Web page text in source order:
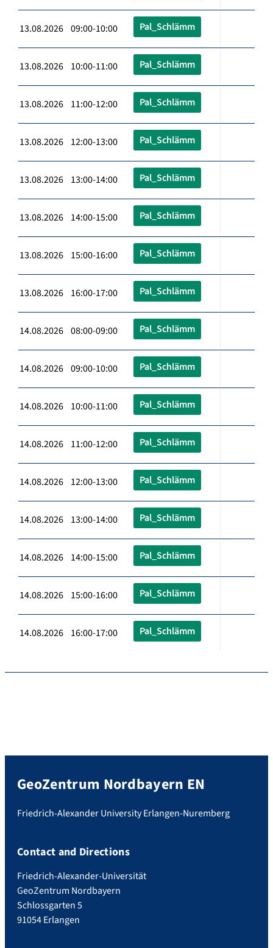
13.08.2026 09:00-10:00 Pal_Schlämm
13.08.2026 10:00-11:00 Pal_Schlämm
13.08.2026 11:00-12:00 Pal_Schlämm
13.08.2026 12:00-13:00 Pal_Schlämm
13.08.2026 13:00-14:00 Pal_Schlämm
13.08.2026 14:00-15:00 Pal_Schlämm
13.08.2026 15:00-16:00 Pal_Schlämm
13.08.2026 16:00-17:00 Pal_Schlämm
14.08.2026 08:00-09:00 Pal_Schlämm
14.08.2026 09:00-10:00 Pal_Schlämm
14.08.2026 10:00-11:00 Pal_Schlämm
14.08.2026 11:00-12:00 Pal_Schlämm
14.08.2026 12:00-13:00 Pal_Schlämm
14.08.2026 13:00-14:00 Pal_Schlämm
14.08.2026 14:00-15:00 Pal_Schlämm
14.08.2026 15:00-16:00 Pal_Schlämm
14.08.2026 16:00-17:00 Pal_Schlämm
GeoZentrum Nordbayern EN
Friedrich-Alexander University Erlangen-Nuremberg
Contact and Directions
Friedrich-Alexander-Universität
GeoZentrum Nordbayern
Schlossgarten 5
91054 Erlangen